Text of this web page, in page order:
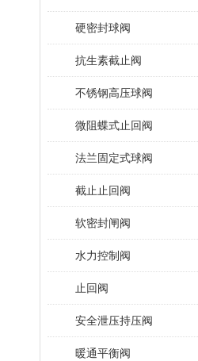
硬密封球阀
抗生素截止阀
不锈钢高压球阀
微阻蝶式止回阀
法兰固定式球阀
截止止回阀
软密封闸阀
水力控制阀
止回阀
安全泄压持压阀
暖通平衡阀